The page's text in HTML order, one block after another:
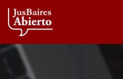
Justicia Abierta